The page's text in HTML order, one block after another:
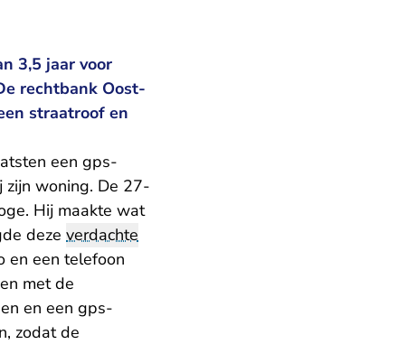
3,5 jaar voor
rechtbank Oost-
straatroof en
een gps-
zijn woning. De 27-
Hij maakte wat
deze verdachte
en een telefoon
met de
en een gps-
zodat de